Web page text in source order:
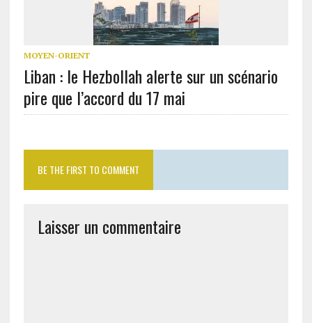
MOYEN-ORIENT
Liban : le Hezbollah alerte sur un scénario
pire que l’accord du 17 mai
BE THE FIRST TO COMMENT
Laisser un commentaire